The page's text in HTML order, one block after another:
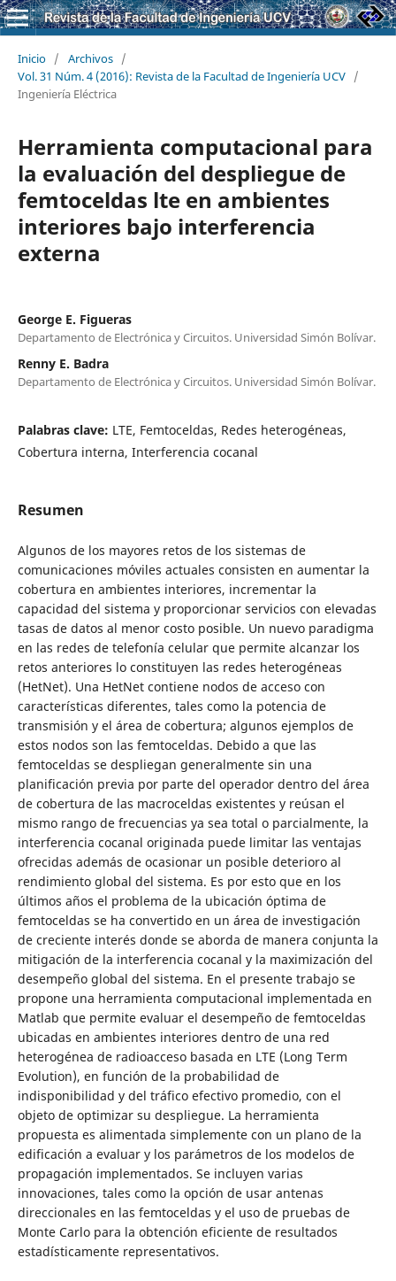
Inicio / Archivos /
Vol. 31 Núm. 4 (2016): Revista de la Facultad de Ingeniería UCV /
Ingeniería Eléctrica
Herramienta computacional para
la evaluación del despliegue de
femtoceldas lte en ambientes
interiores bajo interferencia
externa
George E. Figueras
Departamento de Electrónica y Circuitos. Universidad Simón Bolívar.
Renny E. Badra
Departamento de Electrónica y Circuitos. Universidad Simón Bolívar.
Palabras clave: LTE, Femtoceldas, Redes heterogéneas,
Cobertura interna, Interferencia cocanal
Resumen
Algunos de los mayores retos de los sistemas de
comunicaciones móviles actuales consisten en aumentar la
cobertura en ambientes interiores, incrementar la
capacidad del sistema y proporcionar servicios con elevadas
tasas de datos al menor costo posible. Un nuevo paradigma
en las redes de telefonía celular que permite alcanzar los
retos anteriores lo constituyen las redes heterogéneas
(HetNet). Una HetNet contiene nodos de acceso con
características diferentes, tales como la potencia de
transmisión y el área de cobertura; algunos ejemplos de
estos nodos son las femtoceldas. Debido a que las
femtoceldas se despliegan generalmente sin una
planificación previa por parte del operador dentro del área
de cobertura de las macroceldas existentes y reúsan el
mismo rango de frecuencias ya sea total o parcialmente, la
interferencia cocanal originada puede limitar las ventajas
ofrecidas además de ocasionar un posible deterioro al
rendimiento global del sistema. Es por esto que en los
últimos años el problema de la ubicación óptima de
femtoceldas se ha convertido en un área de investigación
de creciente interés donde se aborda de manera conjunta la
mitigación de la interferencia cocanal y la maximización del
desempeño global del sistema. En el presente trabajo se
propone una herramienta computacional implementada en
Matlab que permite evaluar el desempeño de femtoceldas
ubicadas en ambientes interiores dentro de una red
heterogénea de radioacceso basada en LTE (Long Term
Evolution), en función de la probabilidad de
indisponibilidad y del tráfico efectivo promedio, con el
objeto de optimizar su despliegue. La herramienta
propuesta es alimentada simplemente con un plano de la
edificación a evaluar y los parámetros de los modelos de
propagación implementados. Se incluyen varias
innovaciones, tales como la opción de usar antenas
direccionales en las femtoceldas y el uso de pruebas de
Monte Carlo para la obtención eficiente de resultados
estadísticamente representativos.